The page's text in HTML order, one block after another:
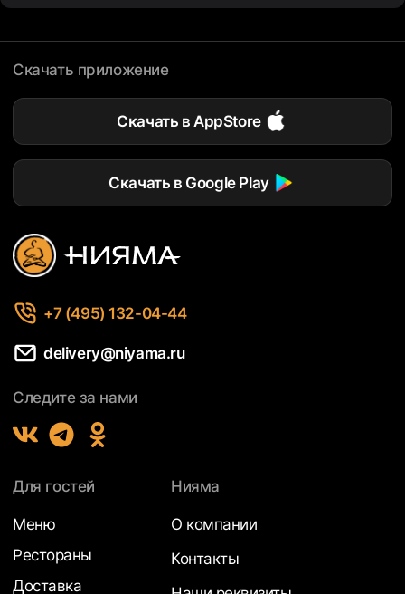
Скачать приложение
Скачать в AppStore
Скачать в Google Play
+7 (495) 132-04-44
delivery@niyama.ru
Следите за нами
Для гостей
Меню
Рестораны
Доставка
Нияма
О компании
Контакты